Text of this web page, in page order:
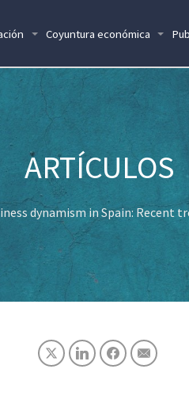
Coyuntura económica
dynamism in Spain: Recent